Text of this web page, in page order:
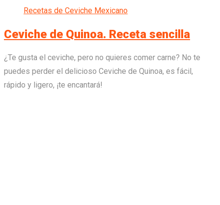
Recetas de Ceviche Mexicano
Ceviche de Quinoa. Receta sencilla
¿Te gusta el ceviche, pero no quieres comer carne? No te
puedes perder el delicioso Ceviche de Quinoa, es fácil,
rápido y ligero, ¡te encantará!